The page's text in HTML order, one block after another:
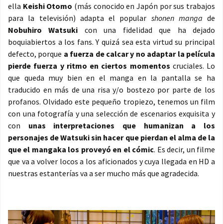
ella Keishi Otomo (más conocido en Japón por sus trabajos
para la televisión) adapta el popular shonen manga de
Nobuhiro Watsuki con una fidelidad que ha dejado
boquiabiertos a los fans. Y quizá sea esta virtud su principal
defecto, porque a fuerza de calcar y no adaptar la película
pierde fuerza y ritmo en ciertos momentos cruciales. Lo
que queda muy bien en el manga en la pantalla se ha
traducido en más de una risa y/o bostezo por parte de los
profanos. Olvidado este pequeño tropiezo, tenemos un film
con una fotografía y una selección de escenarios exquisita y
con unas interpretaciones que humanizan a los
personajes de Watsuki sin hacer que pierdan el alma de la
que el mangaka los proveyó en el cómic. Es decir, un filme
que va a volver locos a los aficionados y cuya llegada en HD a
nuestras estanterías va a ser mucho más que agradecida.